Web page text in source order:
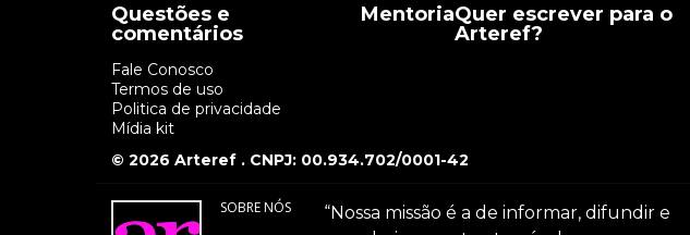
Questões e
comentários
Fale Conosco
Termos de uso
Politica de privacidade
Mídia kit
MentoriaQuer escrever para o
Arteref?
© 2026 Arteref . CNPJ: 00.934.702/0001-42
SOBRE NÓS
“Nossa missão é a de informar, difundir e